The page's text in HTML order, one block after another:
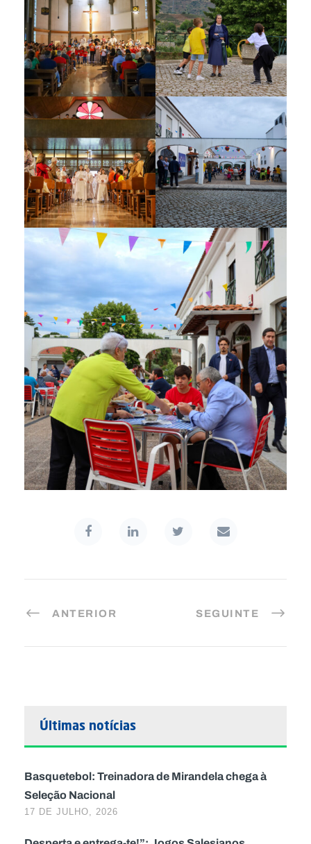
ANTERIOR SEGUINTE
Últimas notícias
Basquetebol: Treinadora de Mirandela chega à
Seleção Nacional
17 DE JULHO, 2026